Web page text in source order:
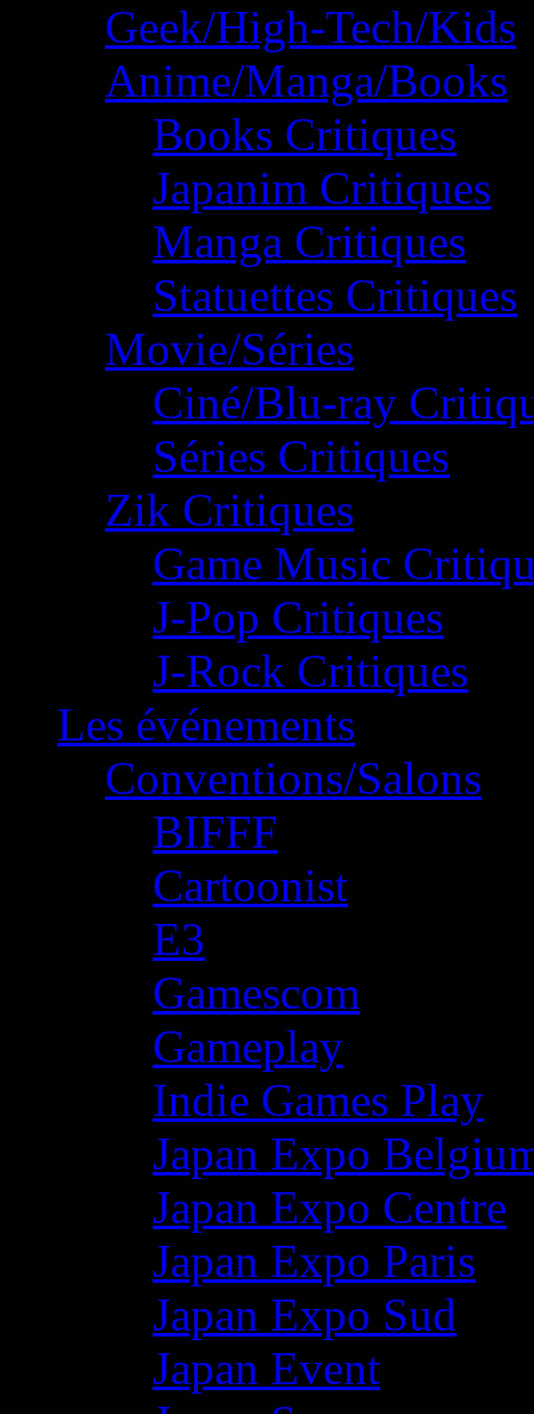
Geek/High-Tech/Kids
Anime/Manga/Books
Books Critiques
Japanim Critiques
Manga Critiques
Statuettes Critiques
Movie/Séries
Ciné/Blu-ray
Séries Critiques
Zik Critiques
Game Music
J-Pop Critiques
J-Rock Critiques
Les événements
Conventions/Salons
BIFFF
Cartoonist
E3
Gamescom
Gameplay
Indie Games Play
Japan Expo
Japan Expo Centre
Japan Expo Paris
Japan Expo Sud
Japan Event